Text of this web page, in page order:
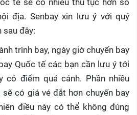
tế sẽ có nhiều thủ tục hơn so
địa. Senbay xin lưu ý với quý
sau đây:
trình bay, ngày giờ chuyến bay
Quốc tế các bạn cần lưu ý tới
có điểm quá cảnh. Phần nhiều
có giá vé đắt hơn chuyến bay
điều này có thể không đúng